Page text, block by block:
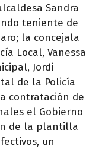
Sandra
teniente de
la concejala
Local, Vanessa
Jordi
de la Policía
contratación de
el Gobierno
de la plantilla
un